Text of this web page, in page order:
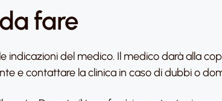
fare
indicazioni del medico. Il medico darà alla
e contattare la clinica in caso di dubbi o